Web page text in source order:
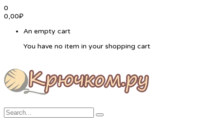
0
0,00₽
An empty cart
You have no item in your shopping cart